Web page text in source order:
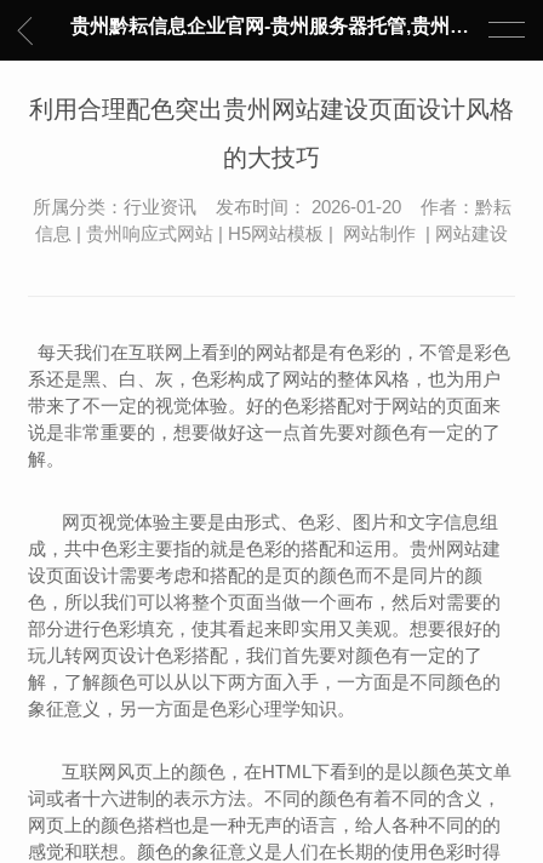
贵州黔耘信息企业官网-贵州服务器托管,贵州主机托管,云服务器托管,数据中心托管,网络设备托管,服务器租用,托管服务提供商,服务器管理-黔耘信息 贵州数据中心机柜租用-专业贵州IDC托管服务器维修
利用合理配色突出贵州网站建设页面设计风格
的大技巧
所属分类：行业资讯 发布时间： 2026-01-20 作者：黔耘
信息 | 贵州响应式网站 | H5网站模板 | 网站制作 | 网站建设
每天我们在互联网上看到的网站都是有色彩的，不管是彩色
系还是黑、白、灰，色彩构成了网站的整体风格，也为用户
带来了不一定的视觉体验。好的色彩搭配对于网站的页面来
说是非常重要的，想要做好这一点首先要对颜色有一定的了
解。
网页视觉体验主要是由形式、色彩、图片和文字信息组
成，共中色彩主要指的就是色彩的搭配和运用。贵州网站建
设页面设计需要考虑和搭配的是页的颜色而不是同片的颜
色，所以我们可以将整个页面当做一个画布，然后对需要的
部分进行色彩填充，使其看起来即实用又美观。想要很好的
玩儿转网页设计色彩搭配，我们首先要对颜色有一定的了
解，了解颜色可以从以下两方面入手，一方面是不同颜色的
象征意义，另一方面是色彩心理学知识。
互联网风页上的颜色，在HTML下看到的是以颜色英文单
词或者十六进制的表示方法。不同的颜色有着不同的含义，
网页上的颜色搭档也是一种无声的语言，给人各种不同的的
感觉和联想。颜色的象征意义是人们在长期的使用色彩时得